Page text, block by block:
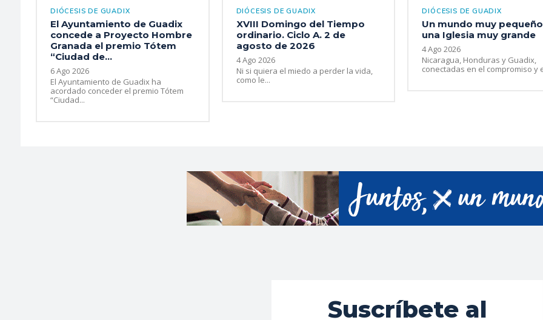
DIÓCESIS DE GUADIX
El Ayuntamiento de Guadix
concede a Proyecto Hombre
Granada el premio Tótem
“Ciudad de...
6 Ago 2026
El Ayuntamiento de Guadix ha
acordado conceder el premio Tótem
“Ciudad...
DIÓCESIS DE GUADIX
XVIII Domingo del Tiempo
ordinario. Ciclo A. 2 de
agosto de 2026
4 Ago 2026
Ni si quiera el miedo a perder la vida,
como le...
DIÓCESIS DE GUADIX
Un mundo muy
una Iglesia muy grande
4 Ago 2026
Nicaragua, Honduras y Guadix,
conectadas en el compromiso y
Suscríbete al